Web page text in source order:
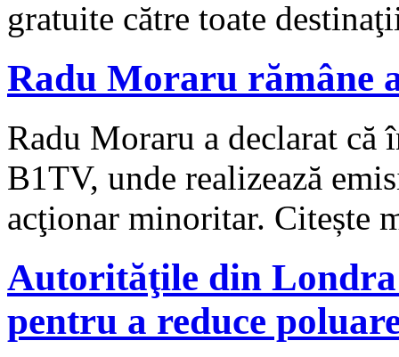
gratuite către toate
Radu Moraru rămâne
Radu Moraru a declarat că
B1TV, unde realizează
acţionar minoritar. Citește
Autorităţile din
pentru a reduce